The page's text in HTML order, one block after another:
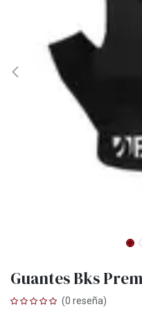
Guantes Bks
(0 reseña)